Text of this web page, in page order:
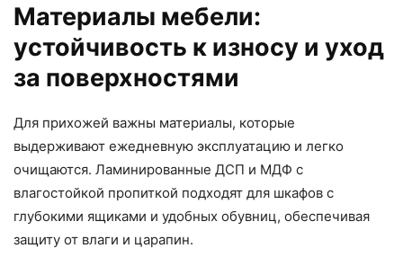
Материалы мебели:
устойчивость к износу и уход
за поверхностями
Для прихожей важны материалы, которые
выдерживают ежедневную эксплуатацию и легко
очищаются. Ламинированные ДСП и МДФ с
влагостойкой пропиткой подходят для шкафов с
глубокими ящиками и удобных обувниц, обеспечивая
защиту от влаги и царапин.